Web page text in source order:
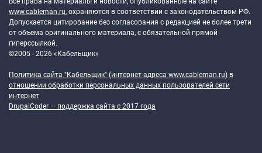
www.cableman.ru, охраняются в соответствии с законодательством РФ.
Допускается цитирование без согласования с редакцией не более трети
от объема оригинального материала, с обязательной прямой
гиперссылкой.
©2005 - 2026 «Кабельщик»
Политика сайта "Кабельщик" (интернет-адреса www.cableman.ru) в
отношении обработки персональных данных пользователей сети
интернет
DrupalCoder — поддержка сайта c 2017 года